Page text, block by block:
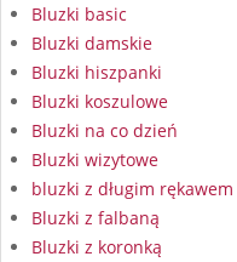
Bluzki basic
Bluzki damskie
Bluzki hiszpanki
Bluzki koszulowe
Bluzki na co dzień
Bluzki wizytowe
bluzki z długim rękawem
Bluzki z falbaną
Bluzki z koronką